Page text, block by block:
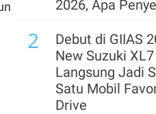
2026, Apa
2
Debut di GIIAS
New Suzuki XL7
Langsung Jadi
Satu Mobil
Drive